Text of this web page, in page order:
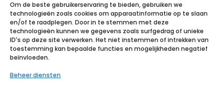
Om de beste gebruikerservaring te bieden, gebruiken we
technologieën zoals cookies om apparaatinformatie op te slaan
en/of te raadplegen. Door in te stemmen met deze
technologieën kunnen we gegevens zoals surfgedrag of unieke
ID's op deze site verwerken. Het niet instemmen of intrekken van
toestemming kan bepaalde functies en mogelijkheden negatief
beïnvloeden.
Beheer diensten
MELOLIN KP
STER 5X 5CM
66974940 – 100
stuks
STERILUX ES
7,5×7,5cm 8l. st.
40×3 p/s